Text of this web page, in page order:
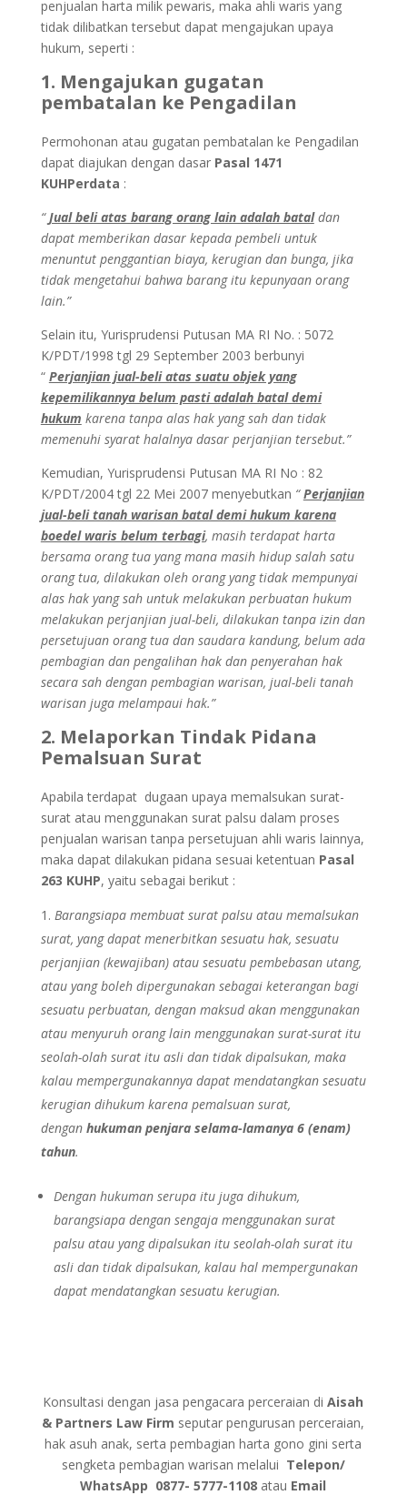
penjualan harta milik pewaris, maka ahli waris yang
tidak dilibatkan tersebut dapat mengajukan upaya
hukum, seperti :
1. Mengajukan gugatan
pembatalan ke Pengadilan
Permohonan atau gugatan pembatalan ke Pengadilan
dapat diajukan dengan dasar Pasal 1471
KUHPerdata :
“Jual beli atas barang orang lain adalah bataldan
dapat memberikan dasar kepada pembeli untuk
menuntut penggantian biaya, kerugian dan bunga, jika
tidak mengetahui bahwa barang itu kepunyaan orang
lain.”
Selain itu, Yurisprudensi Putusan MA RI No. : 5072
K/PDT/1998 tgl 29 September 2003 berbunyi
“ Perjanjian jual-beli atas suatu objek yang
kepemilikannya belum pasti adalah batal demi
hukum karena tanpa alas hak yang sah dan tidak
memenuhi syarat halalnya dasar perjanjian tersebut.”
Kemudian, Yurisprudensi Putusan MA RI No : 82
K/PDT/2004 tgl 22 Mei 2007 menyebutkan “Perjanjian
jual-beli tanah warisan batal demi hukum karena
boedel waris belum terbagi, masih terdapat harta
bersama orang tua yang mana masih hidup salah satu
orang tua, dilakukan oleh orang yang tidak mempunyai
alas hak yang sah untuk melakukan perbuatan hukum
melakukan perjanjian jual-beli, dilakukan tanpa izin dan
persetujuan orang tua dan saudara kandung, belum ada
pembagian dan pengalihan hak dan penyerahan hak
secara sah dengan pembagian warisan, jual-beli tanah
warisan juga melampaui hak.”
2. Melaporkan Tindak Pidana
Pemalsuan Surat
Apabila terdapat dugaan upaya memalsukan surat-
surat atau menggunakan surat palsu dalam proses
penjualan warisan tanpa persetujuan ahli waris lainnya,
maka dapat dilakukan pidana sesuai ketentuan Pasal
263 KUHP, yaitu sebagai berikut :
Barangsiapa membuat surat palsu atau memalsukan
surat, yang dapat menerbitkan sesuatu hak, sesuatu
perjanjian (kewajiban) atau sesuatu pembebasan utang,
atau yang boleh dipergunakan sebagai keterangan bagi
sesuatu perbuatan, dengan maksud akan menggunakan
atau menyuruh orang lain menggunakan surat-surat itu
seolah-olah surat itu asli dan tidak dipalsukan, maka
kalau mempergunakannya dapat mendatangkan sesuatu
kerugian dihukum karena pemalsuan surat,
dengan hukuman penjara selama-lamanya 6 (enam)
tahun.
Dengan hukuman serupa itu juga dihukum,
barangsiapa dengan sengaja menggunakan surat
palsu atau yang dipalsukan itu seolah-olah surat itu
asli dan tidak dipalsukan, kalau hal mempergunakan
dapat mendatangkan sesuatu kerugian.
Konsultasi dengan jasa pengacara perceraian diAisah
& Partners Law Firm seputar pengurusan perceraian,
hak asuh anak, serta pembagian harta gono gini serta
sengketa pembagian warisan melalui Telepon/
WhatsApp 0877- 5777-1108 atau Email